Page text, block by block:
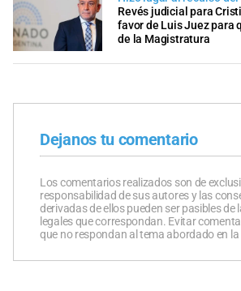
Revés judicial para
favor de Luis Juez para
de la Magistratura
Dejanos tu comentario
Los comentarios realizados son de
responsabilidad de sus autores y las
derivadas de ellos pueden ser pasibles de
legales que correspondan. Evitar
que no respondan al tema abordado en